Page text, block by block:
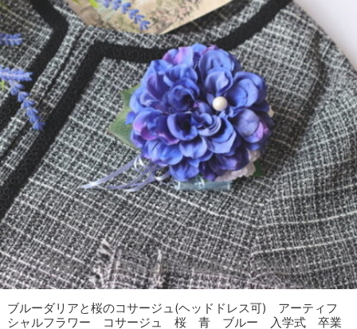
ブルーダリアと桜のコサージュ(ヘッドドレス可) アーティフ
シャルフラワー コサージュ 桜 青 ブルー 入学式 卒業